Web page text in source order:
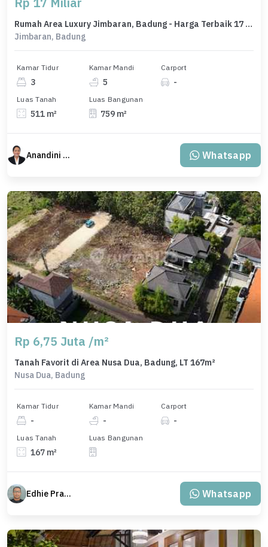
Rumah Area Luxury Jimbaran, Badung - Harga Terbaik 17 Miliar
Jimbaran, Badung
Kamar Tidur
3
Kamar Mandi
5
Carport
-
Luas Tanah
511 m²
Luas Bangunan
759 m²
Anandini Property Whatsapp
Rp 6,75 Juta /m²
Tanah Favorit di Area Nusa Dua, Badung, LT 167m²
Nusa Dua, Badung
Kamar Tidur
-
Kamar Mandi
-
Carport
-
Luas Tanah
167 m²
Luas Bangunan
Edhie Prabowo Whatsapp